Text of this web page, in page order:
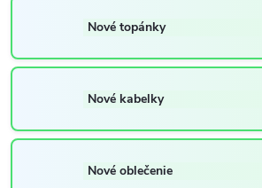
Nové topánky
Nové kabelky
Nové oblečenie